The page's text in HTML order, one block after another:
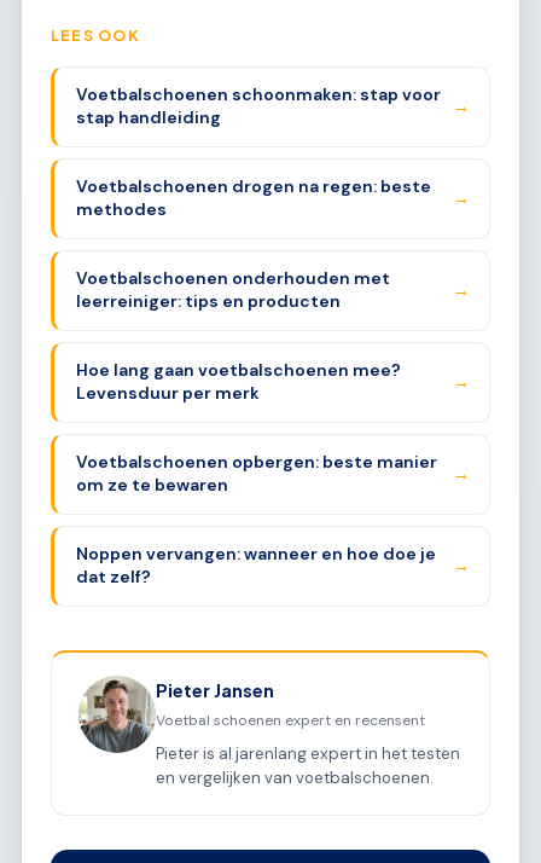
LEES OOK
Voetbalschoenen schoonmaken: stap voor
stap handleiding
→
Voetbalschoenen drogen na regen: beste
methodes
→
Voetbalschoenen onderhouden met
leerreiniger: tips en producten
→
Hoe lang gaan voetbalschoenen mee?
Levensduur per merk
→
Voetbalschoenen opbergen: beste manier
om ze te bewaren
→
Noppen vervangen: wanneer en hoe doe je
dat zelf?
→
Pieter Jansen
Voetbal schoenen expert en recensent
Pieter is al jarenlang expert in het testen
en vergelijken van voetbalschoenen.